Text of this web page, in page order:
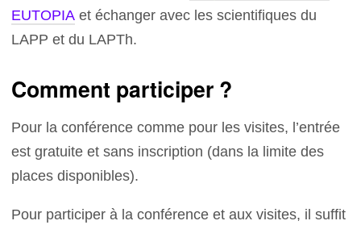
EUTOPIA et échanger avec les scientifiques du
LAPP et du LAPTh.
Comment participer ?
Pour la conférence comme pour les visites, l’entrée
est gratuite et sans inscription (dans la limite des
places disponibles).
Pour participer à la conférence et aux visites, il suffit